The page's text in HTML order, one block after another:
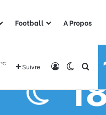
Football A Propos
℃ Suivre Connexion
Switch
Météo